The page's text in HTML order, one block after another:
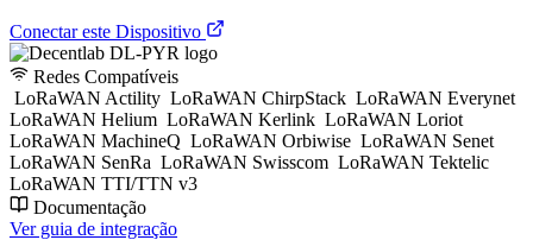
Conectar este Dispositivo
Redes Compatíveis
LoRaWAN Actility LoRaWAN ChirpStack LoRaWAN Everynet
LoRaWAN Helium LoRaWAN Kerlink LoRaWAN Loriot
LoRaWAN MachineQ LoRaWAN Orbiwise LoRaWAN Senet
LoRaWAN SenRa LoRaWAN Swisscom LoRaWAN Tektelic
LoRaWAN TTI/TTN v3
Documentação
Ver guia de integração